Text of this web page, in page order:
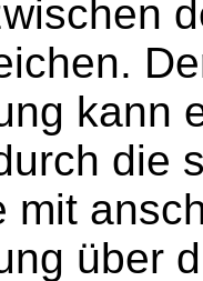
kann
die
mit
über